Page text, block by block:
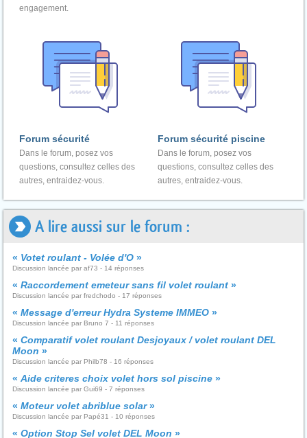
engagement.
Forum sécurité
Dans le forum, posez vos
questions, consultez celles des
autres, entraidez-vous.
Forum sécurité piscine
Dans le forum, posez vos
questions, consultez celles des
autres, entraidez-vous.
A lire aussi sur le forum :
« Votet roulant - Volée d'O »
Discussion lancée par af73 - 14 réponses
« Raccordement emeteur sans fil volet roulant »
Discussion lancée par fredchodo - 17 réponses
« Message d'erreur Hydra Systeme IMMEO »
Discussion lancée par Bruno 7 - 11 réponses
« Comparatif volet roulant Desjoyaux / volet roulant DEL
Moon »
Discussion lancée par Philb78 - 16 réponses
« Aide criteres choix volet hors sol piscine »
Discussion lancée par Gui69 - 7 réponses
« Moteur volet abriblue solar»
Discussion lancée par Papé31 - 10 réponses
« Option Stop Sel volet DEL Moon »